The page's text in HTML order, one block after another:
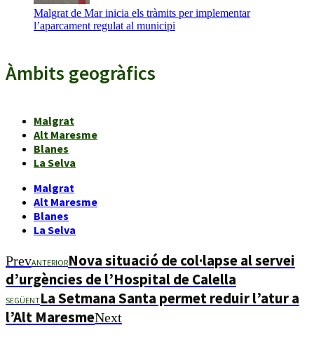
Malgrat de Mar inicia els tràmits per implementar
l’aparcament regulat al municipi
Àmbits geogràfics
Malgrat
Alt Maresme
Blanes
La Selva
Malgrat
Alt Maresme
Blanes
La Selva
PrevANTERIORNova situació de col·lapse al servei
d’urgències de l’Hospital de Calella
SEGÜENTLa Setmana Santa permet reduir l’atur a
l’Alt MaresmeNext